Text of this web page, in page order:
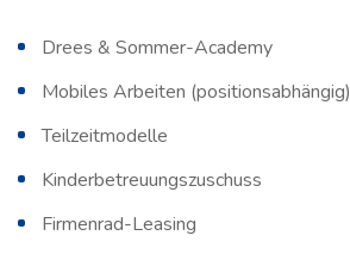
Drees & Sommer-Academy
Mobiles Arbeiten (positionsabhängig)
Teilzeitmodelle
Kinderbetreuungszuschuss
Firmenrad-Leasing